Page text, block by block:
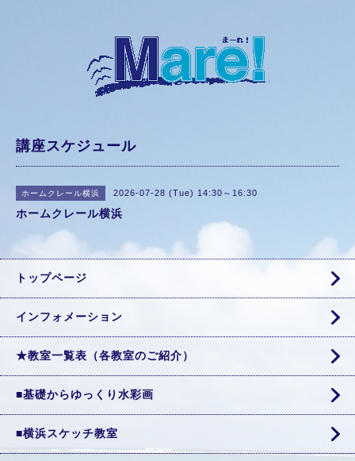
講座スケジュール
ホームクレール横浜 2026-07-28 (Tue) 14:30～16:30
ホームクレール横浜
トップページ
インフォメーション
★教室一覧表（各教室のご紹介）
■基礎からゆっくり水彩画
■横浜スケッチ教室